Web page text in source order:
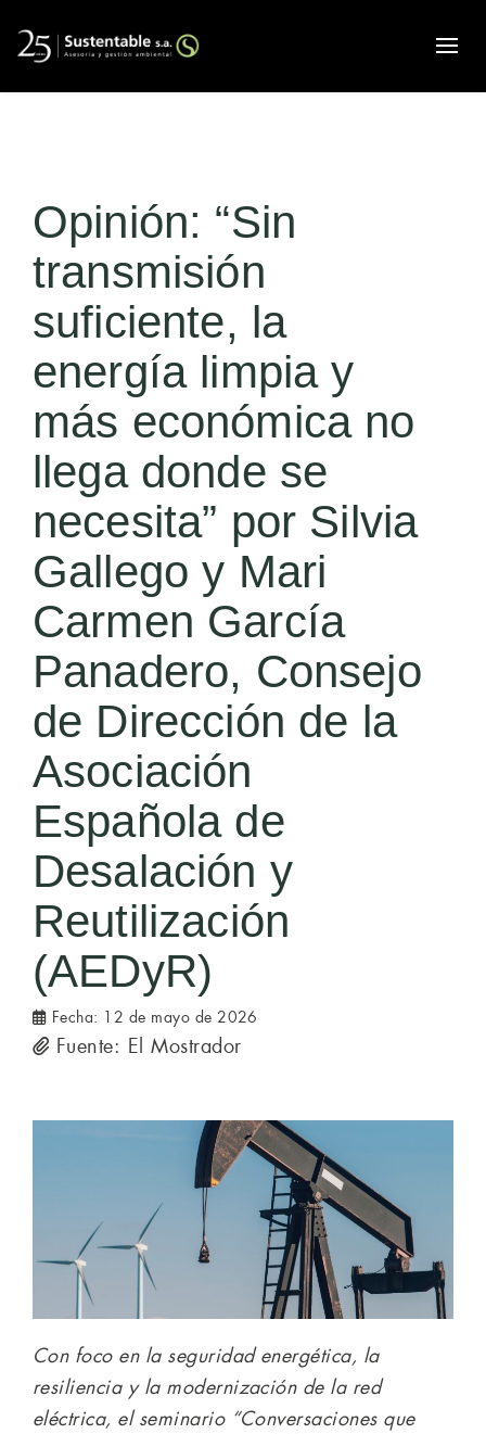
Opinión: “Sin
transmisión
suficiente, la
energía limpia y
más económica no
llega donde se
necesita” por Silvia
Gallego y Mari
Carmen García
Panadero, Consejo
de Dirección de la
Asociación
Española de
Desalación y
Reutilización
(AEDyR)
Fecha: 12 de mayo de 2026
Fuente: El Mostrador
Con foco en la seguridad energética, la
resiliencia y la modernización de la red
eléctrica, el seminario “Conversaciones que